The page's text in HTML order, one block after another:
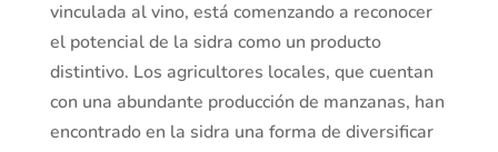
vinculada al vino, está comenzando a reconocer
el potencial de la sidra como un producto
distintivo. Los agricultores locales, que cuentan
con una abundante producción de manzanas, han
encontrado en la sidra una forma de diversificar